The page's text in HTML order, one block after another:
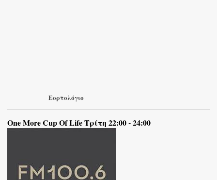
Εορτολόγιο
One More Cup Of Life Τρίτη 22:00 - 24:00